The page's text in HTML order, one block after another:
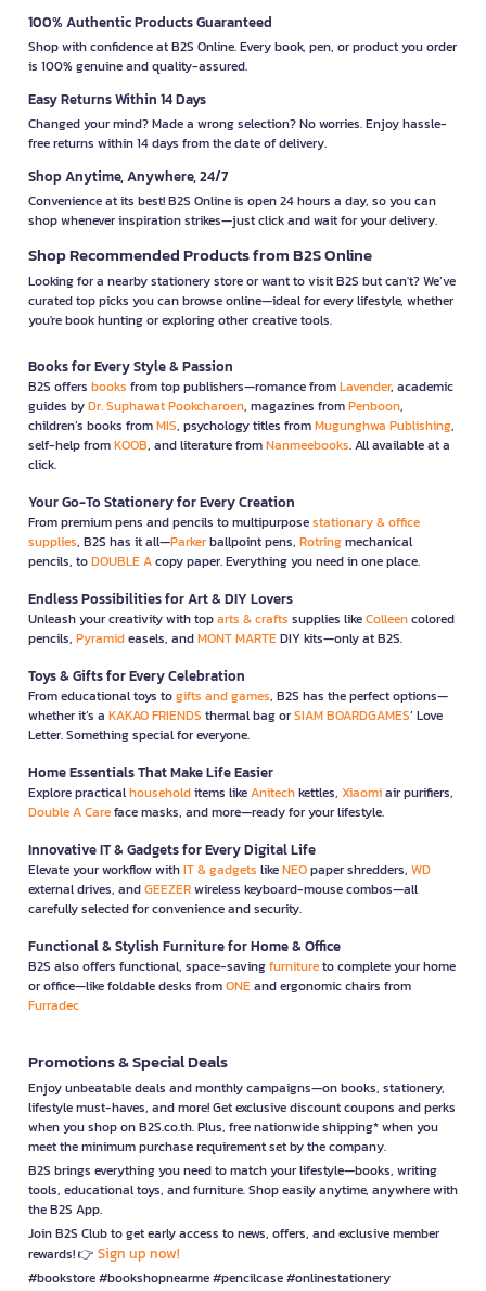
100% Authentic Products Guaranteed
Shop with confidence at B2S Online. Every book, pen, or product you order
is 100% genuine and quality-assured.
Easy Returns Within 14 Days
Changed your mind? Made a wrong selection? No worries. Enjoy hassle-
free returns within 14 days from the date of delivery.
Shop Anytime, Anywhere, 24/7
Convenience at its best! B2S Online is open 24 hours a day, so you can
shop whenever inspiration strikes—just click and wait for your delivery.
Shop Recommended Products from B2S Online
Looking for a nearby stationery store or want to visit B2S but can't? We’ve
curated top picks you can browse online—ideal for every lifestyle, whether
you're book hunting or exploring other creative tools.
Books for Every Style & Passion
B2S offers books from top publishers—romance fromLavender, academic
guides byDr. Suphawat Pookcharoen, magazines fromPenboon,
children’s books fromMIS, psychology titles fromMugunghwa Publishing,
self-help fromKOOB, and literature fromNanmeebooks. All available at a
click.
Your Go-To Stationery for Every Creation
From premium pens and pencils to multipurposestationary & office
supplies, B2S has it all—Parkerballpoint pens, Rotringmechanical
pencils, toDOUBLE Acopy paper. Everything you need in one place.
Endless Possibilities for Art & DIY Lovers
Unleash your creativity with toparts & crafts supplies likeColleencolored
pencils, Pyramideasels, andMONT MARTEDIY kits—only at B2S.
Toys & Gifts for Every Celebration
From educational toys togifts and games, B2S has the perfect options—
whether it’s a KAKAO FRIENDS thermal bag orSIAM BOARDGAMES’ Love
Letter. Something special for everyone.
Home Essentials That Make Life Easier
Explore practicalhouseholditems likeAnitechkettles, Xiaomiair purifiers,
Double A Careface masks, and more—ready for your lifestyle.
Innovative IT & Gadgets for Every Digital Life
Elevate your workflow withIT & gadgets likeNEOpaper shredders, WD
external drives, andGEEZERwireless keyboard-mouse combos—all
carefully selected for convenience and security.
Functional & Stylish Furniture for Home & Office
B2S also offers functional, space-savingfurnitureto complete your home
or office—like foldable desks fromONEand ergonomic chairs from
Furradec
Promotions & Special Deals
Enjoy unbeatable deals and monthly campaigns—on books, stationery,
lifestyle must-haves, and more! Get exclusive discount coupons and perks
when you shop on B2S.co.th. Plus, free nationwide shipping* when you
meet the minimum purchase requirement set by the company.
B2S brings everything you need to match your lifestyle—books, writing
tools, educational toys, and furniture. Shop easily anytime, anywhere with
the B2S App.
Join B2S Club to get early access to news, offers, and exclusive member
rewards! 👉 Sign up now!
#bookstore #bookshopnearme #pencilcase #onlinestationery